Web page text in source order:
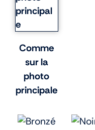
Comme
sur la
photo
principale